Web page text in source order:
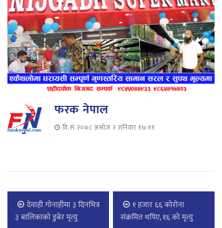
फरक नेपाल
वि.सं.२०७८ असोज २ शनिवार १७:११
देवाही गोनाहीमा ३ दिनभित्र
३ बालिकाको डुबेर मृत्यु
१ हजार ६६ कोरोना
संक्रमित थपिए, १६ को मृत्यु